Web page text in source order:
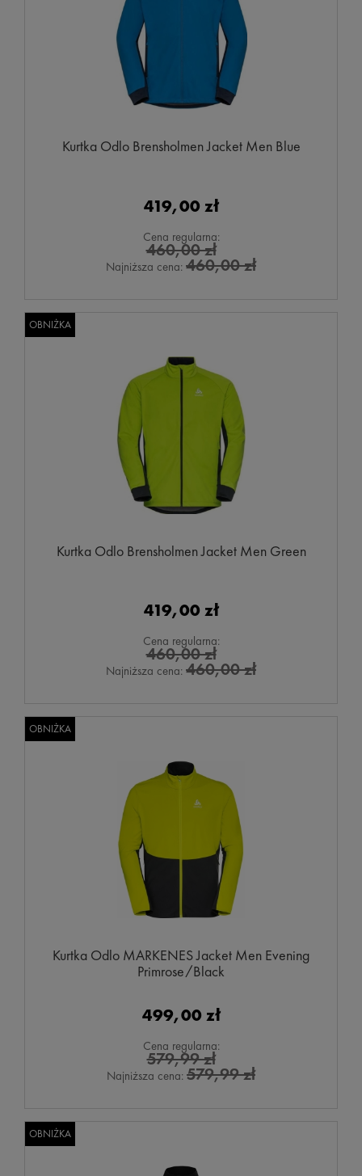
Kurtka Odlo Brensholmen Jacket Men Blue
419,00 zł
Cena regularna:
460,00 zł
Najniższa cena: 460,00 zł
Kurtka Odlo Brensholmen Jacket Men Green
419,00 zł
Cena regularna:
460,00 zł
Najniższa cena: 460,00 zł
OBNIŻKA
Kurtka Odlo MARKENES Jacket Men Evening
Primrose/Black
499,00 zł
Cena regularna:
579,99 zł
Najniższa cena: 579,99 zł
OBNIŻKA
OBNIŻKA